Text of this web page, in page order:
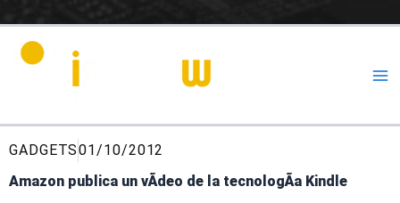
GADGETS01/10/2012
Amazon publica un vÃ­deo de la tecnologÃ­a Kindle